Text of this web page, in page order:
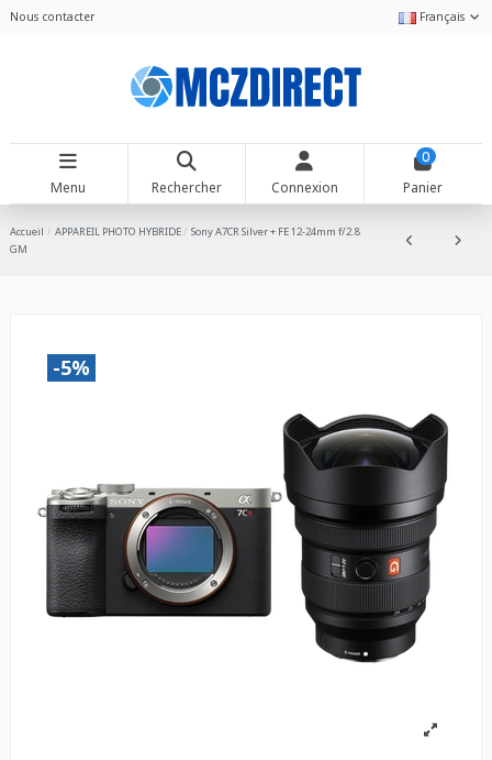
Nous contacter Français
Menu Rechercher Connexion
0
Panier
Accueil APPAREIL PHOTO HYBRIDE
Sony A7CR Silver + FE 12-24mm f/2.8
GM
-5%